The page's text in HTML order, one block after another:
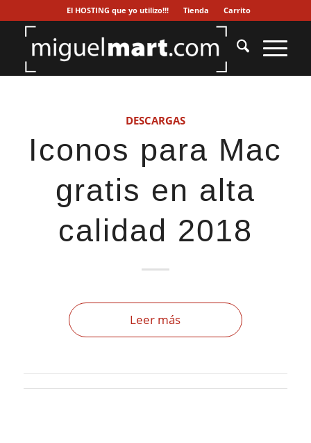
El HOSTING que yo utilizo!!! Tienda Carrito
DESCARGAS
Iconos para Mac
gratis en alta
calidad 2018
Leer más